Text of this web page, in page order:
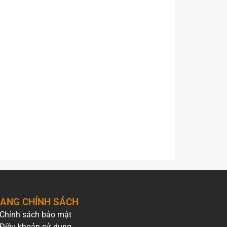
CHÍNH SÁCH
Chính sách bảo mật